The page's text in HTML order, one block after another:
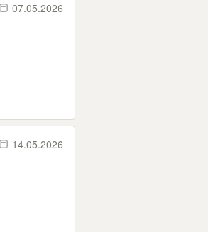
07.05.2026
14.05.2026